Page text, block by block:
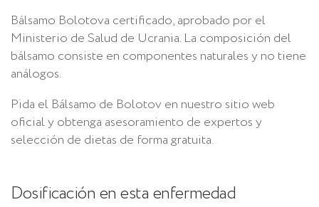
Bálsamo Bolotova certificado, aprobado por el
Ministerio de Salud de Ucrania. La composición del
bálsamo consiste en componentes naturales y no tiene
análogos.
Pida el Bálsamo de Bolotov en nuestro sitio web
oficial y obtenga asesoramiento de expertos y
selección de dietas de forma gratuita.
Dosificación en esta enfermedad